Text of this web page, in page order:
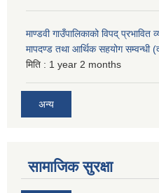
माण्डवी गाउँपालिकाको विपद् प्रभावित
मापदण्ड तथा आर्थिक सहयोग सम्वन्धी
मिति : 1 year 2 months
अन्य
सामाजिक सुरक्षा